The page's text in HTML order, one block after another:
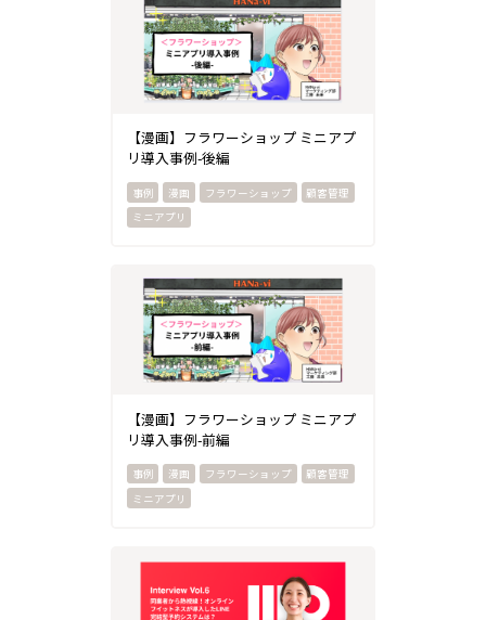
【漫画】フラワーショップ ミニアプ
リ導入事例-後編
漫画 フラワーショップ
顧客管理
ミニアプリ
【漫画】フラワーショップ ミニアプ
リ導入事例-前編
漫画 フラワーショップ
顧客管理
ミニアプリ